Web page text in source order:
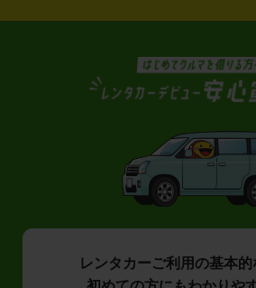
レンタカーご利用の基本的